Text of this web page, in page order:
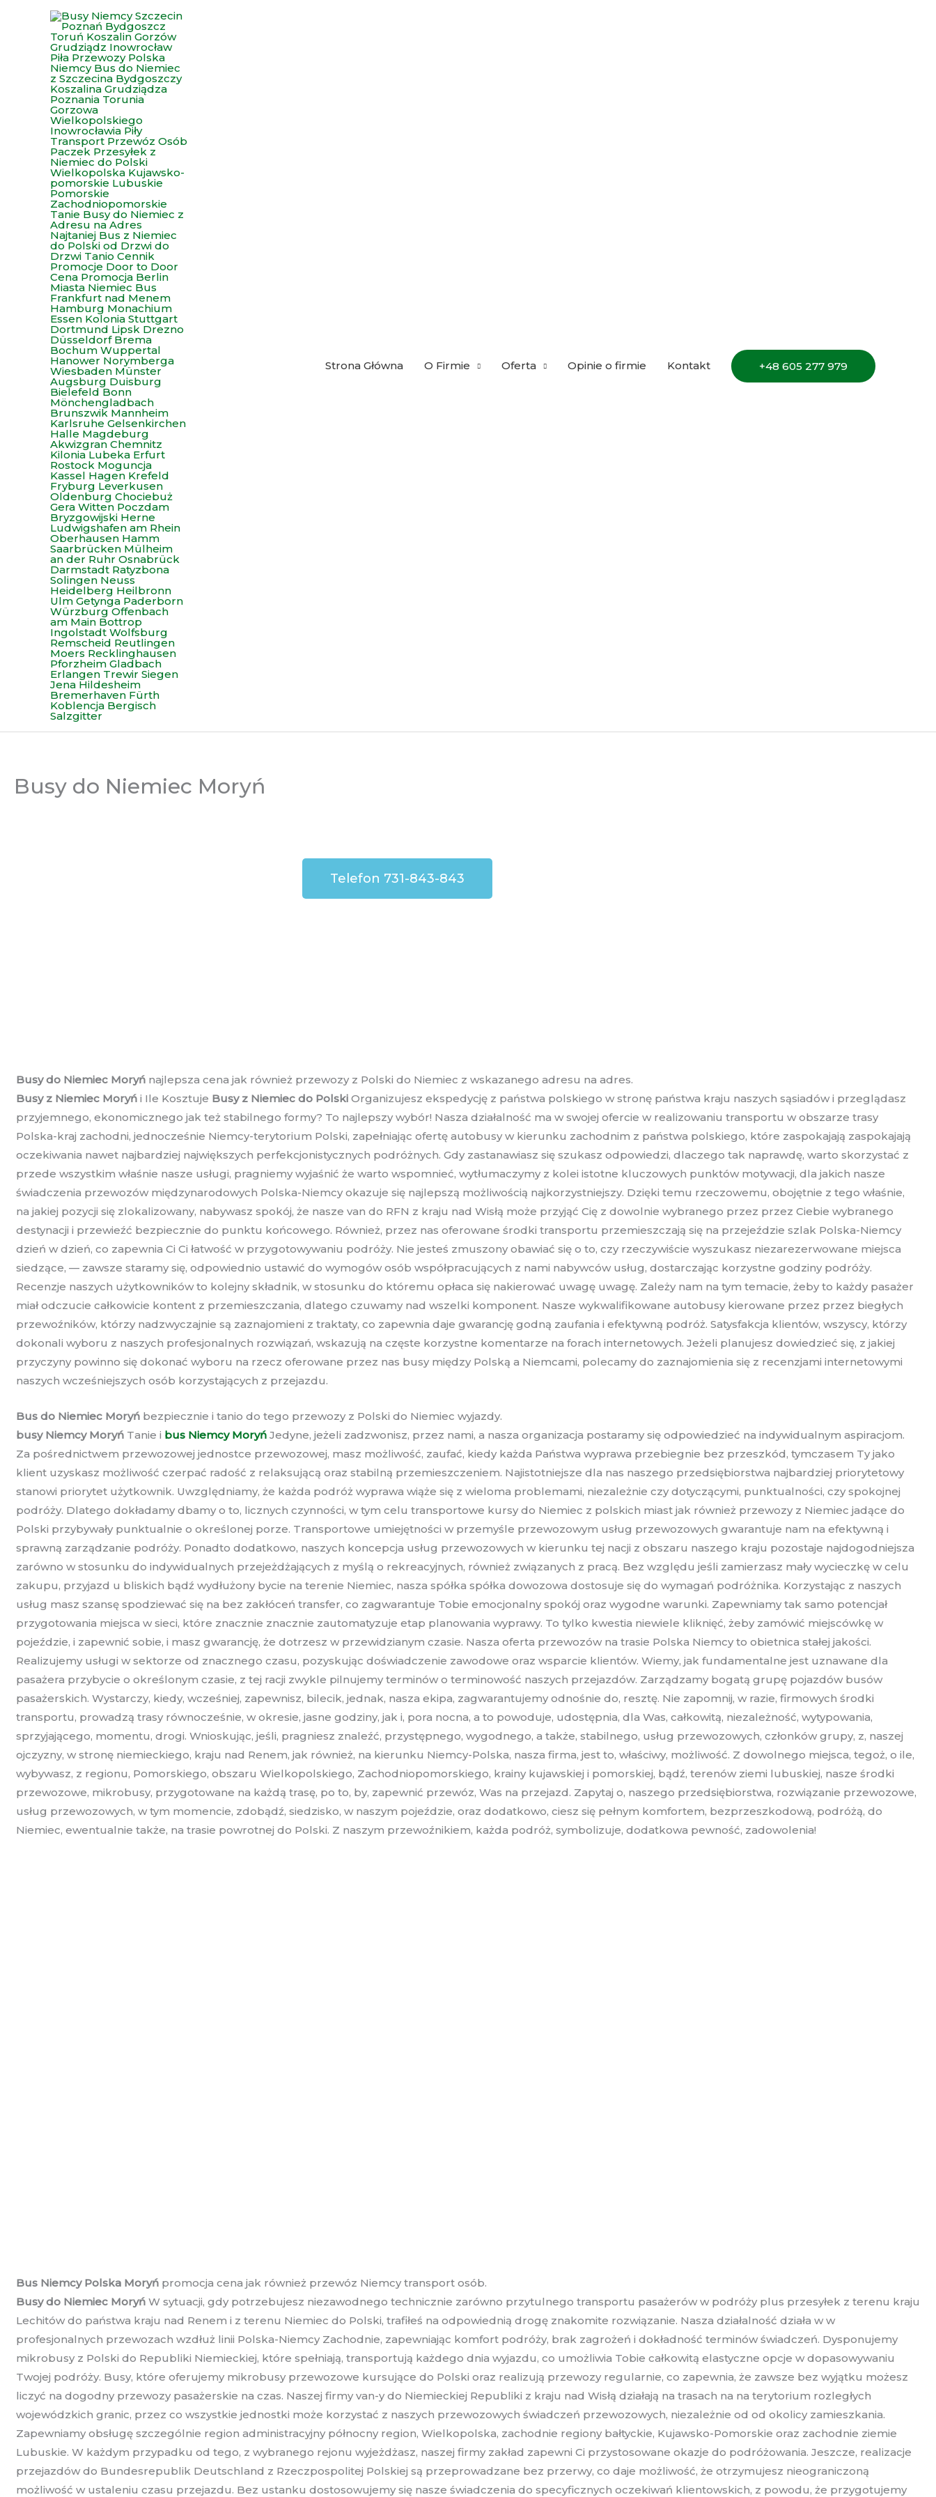
Strona Główna O Firmie Oferta Opinie o firmie Kontakt +48 605 277 979
Busy do Niemiec Moryń
Telefon 731-843-843
Busy do Niemiec Moryń najlepsza cena jak również przewozy z Polski do Niemiec z wskazanego adresu na adres.
Busy z Niemiec Moryń i Ile Kosztuje Busy z Niemiec do Polski Organizujesz ekspedycję z państwa polskiego w stronę państwa kraju naszych sąsiadów i przeglądasz
przyjemnego, ekonomicznego jak też stabilnego formy? To najlepszy wybór! Nasza działalność ma w swojej ofercie w realizowaniu transportu w obszarze trasy
Polska-kraj zachodni, jednocześnie Niemcy-terytorium Polski, zapełniając ofertę autobusy w kierunku zachodnim z państwa polskiego, które zaspokajają zaspokajają
oczekiwania nawet najbardziej największych perfekcjonistycznych podróżnych. Gdy zastanawiasz się szukasz odpowiedzi, dlaczego tak naprawdę, warto skorzystać z
przede wszystkim właśnie nasze usługi, pragniemy wyjaśnić że warto wspomnieć, wytłumaczymy z kolei istotne kluczowych punktów motywacji, dla jakich nasze
świadczenia przewozów międzynarodowych Polska-Niemcy okazuje się najlepszą możliwością najkorzystniejszy. Dzięki temu rzeczowemu, obojętnie z tego właśnie,
na jakiej pozycji się zlokalizowany, nabywasz spokój, że nasze van do RFN z kraju nad Wisłą może przyjąć Cię z dowolnie wybranego przez przez Ciebie wybranego
destynacji i przewieźć bezpiecznie do punktu końcowego. Również, przez nas oferowane środki transportu przemieszczają się na przejeździe szlak Polska-Niemcy
dzień w dzień, co zapewnia Ci Ci łatwość w przygotowywaniu podróży. Nie jesteś zmuszony obawiać się o to, czy rzeczywiście wyszukasz niezarezerwowane miejsca
siedzące, — zawsze staramy się, odpowiednio ustawić do wymogów osób współpracujących z nami nabywców usług, dostarczając korzystne godziny podróży.
Recenzje naszych użytkowników to kolejny składnik, w stosunku do któremu opłaca się nakierować uwagę uwagę. Zależy nam na tym temacie, żeby to każdy pasażer
miał odczucie całkowicie kontent z przemieszczania, dlatego czuwamy nad wszelki komponent. Nasze wykwalifikowane autobusy kierowane przez przez biegłych
przewoźników, którzy nadzwyczajnie są zaznajomieni z traktaty, co zapewnia daje gwarancję godną zaufania i efektywną podróż. Satysfakcja klientów, wszyscy, którzy
dokonali wyboru z naszych profesjonalnych rozwiązań, wskazują na częste korzystne komentarze na forach internetowych. Jeżeli planujesz dowiedzieć się, z jakiej
przyczyny powinno się dokonać wyboru na rzecz oferowane przez nas busy między Polską a Niemcami, polecamy do zaznajomienia się z recenzjami internetowymi
naszych wcześniejszych osób korzystających z przejazdu.
Bus do Niemiec Moryń bezpiecznie i tanio do tego przewozy z Polski do Niemiec wyjazdy.
busy Niemcy Moryń Tanie i bus Niemcy Moryń Jedyne, jeżeli zadzwonisz, przez nami, a nasza organizacja postaramy się odpowiedzieć na indywidualnym aspiracjom.
Za pośrednictwem przewozowej jednostce przewozowej, masz możliwość, zaufać, kiedy każda Państwa wyprawa przebiegnie bez przeszkód, tymczasem Ty jako
klient uzyskasz możliwość czerpać radość z relaksującą oraz stabilną przemieszczeniem. Najistotniejsze dla nas naszego przedsiębiorstwa najbardziej priorytetowy
stanowi priorytet użytkownik. Uwzględniamy, że każda podróż wyprawa wiąże się z wieloma problemami, niezależnie czy dotyczącymi, punktualności, czy spokojnej
podróży. Dlatego dokładamy dbamy o to, licznych czynności, w tym celu transportowe kursy do Niemiec z polskich miast jak również przewozy z Niemiec jadące do
Polski przybywały punktualnie o określonej porze. Transportowe umiejętności w przemyśle przewozowym usług przewozowych gwarantuje nam na efektywną i
sprawną zarządzanie podróży. Ponadto dodatkowo, naszych koncepcja usług przewozowych w kierunku tej nacji z obszaru naszego kraju pozostaje najdogodniejsza
zarówno w stosunku do indywidualnych przejeżdżających z myślą o rekreacyjnych, również związanych z pracą. Bez względu jeśli zamierzasz mały wycieczkę w celu
zakupu, przyjazd u bliskich bądź wydłużony bycie na terenie Niemiec, nasza spółka spółka dowozowa dostosuje się do wymagań podróżnika. Korzystając z naszych
usług masz szansę spodziewać się na bez zakłóceń transfer, co zagwarantuje Tobie emocjonalny spokój oraz wygodne warunki. Zapewniamy tak samo potencjał
przygotowania miejsca w sieci, które znacznie znacznie zautomatyzuje etap planowania wyprawy. To tylko kwestia niewiele kliknięć, żeby zamówić miejscówkę w
pojeździe, i zapewnić sobie, i masz gwarancję, że dotrzesz w przewidzianym czasie. Nasza oferta przewozów na trasie Polska Niemcy to obietnica stałej jakości.
Realizujemy usługi w sektorze od znacznego czasu, pozyskując doświadczenie zawodowe oraz wsparcie klientów. Wiemy, jak fundamentalne jest uznawane dla
pasażera przybycie o określonym czasie, z tej racji zwykle pilnujemy terminów o terminowość naszych przejazdów. Zarządzamy bogatą grupę pojazdów busów
pasażerskich. Wystarczy, kiedy, wcześniej, zapewnisz, bilecik, jednak, nasza ekipa, zagwarantujemy odnośnie do, resztę. Nie zapomnij, w razie, firmowych środki
transportu, prowadzą trasy równocześnie, w okresie, jasne godziny, jak i, pora nocna, a to powoduje, udostępnia, dla Was, całkowitą, niezależność, wytypowania,
sprzyjającego, momentu, drogi. Wnioskując, jeśli, pragniesz znaleźć, przystępnego, wygodnego, a także, stabilnego, usług przewozowych, członków grupy, z, naszej
ojczyzny, w stronę niemieckiego, kraju nad Renem, jak również, na kierunku Niemcy-Polska, nasza firma, jest to, właściwy, możliwość. Z dowolnego miejsca, tegoż, o ile,
wybywasz, z regionu, Pomorskiego, obszaru Wielkopolskiego, Zachodniopomorskiego, krainy kujawskiej i pomorskiej, bądź, terenów ziemi lubuskiej, nasze środki
przewozowe, mikrobusy, przygotowane na każdą trasę, po to, by, zapewnić przewóz, Was na przejazd. Zapytaj o, naszego przedsiębiorstwa, rozwiązanie przewozowe,
usług przewozowych, w tym momencie, zdobądź, siedzisko, w naszym pojeździe, oraz dodatkowo, ciesz się pełnym komfortem, bezprzeszkodową, podróżą, do
Niemiec, ewentualnie także, na trasie powrotnej do Polski. Z naszym przewoźnikiem, każda podróż, symbolizuje, dodatkowa pewność, zadowolenia!
Bus Niemcy Polska Moryń promocja cena jak również przewóz Niemcy transport osób.
Busy do Niemiec Moryń W sytuacji, gdy potrzebujesz niezawodnego technicznie zarówno przytulnego transportu pasażerów w podróży plus przesyłek z terenu kraju
Lechitów do państwa kraju nad Renem i z terenu Niemiec do Polski, trafiłeś na odpowiednią drogę znakomite rozwiązanie. Nasza działalność działa w w
profesjonalnych przewozach wzdłuż linii Polska-Niemcy Zachodnie, zapewniając komfort podróży, brak zagrożeń i dokładność terminów świadczeń. Dysponujemy
mikrobusy z Polski do Republiki Niemieckiej, które spełniają, transportują każdego dnia wyjazdu, co umożliwia Tobie całkowitą elastyczne opcje w dopasowywaniu
Twojej podróży. Busy, które oferujemy mikrobusy przewozowe kursujące do Polski oraz realizują przewozy regularnie, co zapewnia, że zawsze bez wyjątku możesz
liczyć na dogodny przewozy pasażerskie na czas. Naszej firmy van-y do Niemieckiej Republiki z kraju nad Wisłą działają na trasach na na terytorium rozległych
wojewódzkich granic, przez co wszystkie jednostki może korzystać z naszych przewozowych świadczeń przewozowych, niezależnie od od okolicy zamieszkania.
Zapewniamy obsługę szczególnie region administracyjny północny region, Wielkopolska, zachodnie regiony bałtyckie, Kujawsko-Pomorskie oraz zachodnie ziemie
Lubuskie. W każdym przypadku od tego, z wybranego rejonu wyjeżdżasz, naszej firmy zakład zapewni Ci przystosowane okazje do podróżowania. Jeszcze, realizacje
przejazdów do Bundesrepublik Deutschland z Rzeczpospolitej Polskiej są przeprowadzane bez przerwy, co daje możliwość, że otrzymujesz nieograniczoną
możliwość w ustaleniu czasu przejazdu. Bez ustanku dostosowujemy się nasze świadczenia do specyficznych oczekiwań klientowskich, z powodu, że przygotujemy